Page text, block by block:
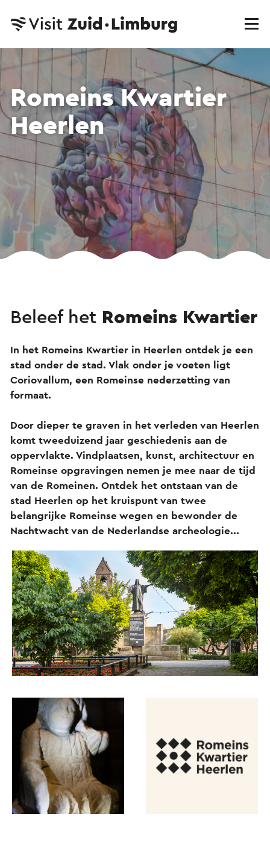
Romeins Kwartier
Heerlen
Beleef het Romeins Kwartier
In het Romeins Kwartier in Heerlen ontdek je een
stad onder de stad. Vlak onder je voeten ligt
Coriovallum, een Romeinse nederzetting van
formaat.
Door dieper te graven in het verleden van Heerlen
komt tweeduizend jaar geschiedenis aan de
oppervlakte. Vindplaatsen, kunst, architectuur en
Romeinse opgravingen nemen je mee naar de tijd
van de Romeinen. Ontdek het ontstaan van de
stad Heerlen op het kruispunt van twee
belangrijke Romeinse wegen en bewonder de
Nachtwacht van de Nederlandse archeologie...